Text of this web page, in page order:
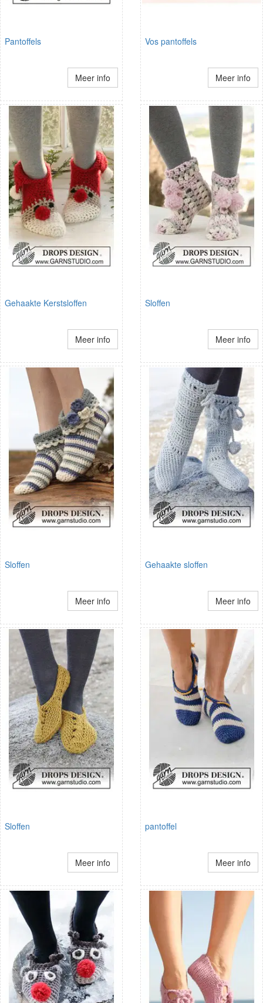
Pantoffels
Meer info
Vos pantoffels
Meer info
Gehaakte Kerstsloffen
Meer info
Sloffen
Meer info
Sloffen
Meer info
Gehaakte sloffen
Meer info
Sloffen
Meer info
pantoffel
Meer info